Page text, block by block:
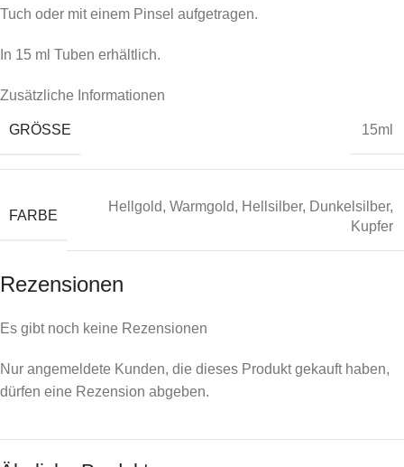
Tuch oder mit einem Pinsel aufgetragen.
In 15 ml Tuben erhältlich.
Zusätzliche Informationen
GRÖSSE 15ml
FARBE
Hellgold, Warmgold, Hellsilber, Dunkelsilber,
Kupfer
Rezensionen
Es gibt noch keine Rezensionen
Nur angemeldete Kunden, die dieses Produkt gekauft haben,
dürfen eine Rezension abgeben.